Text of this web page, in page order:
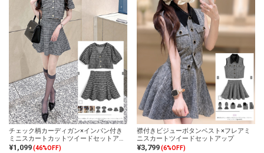
チェック柄カーディガン×インパン付き
ミニスカートカットツイードセットアッ
プ
¥1,099(46%OFF)
襟付きビジューボタンベスト×フレアミ
ニスカートツイードセットアップ
¥3,799(6%OFF)